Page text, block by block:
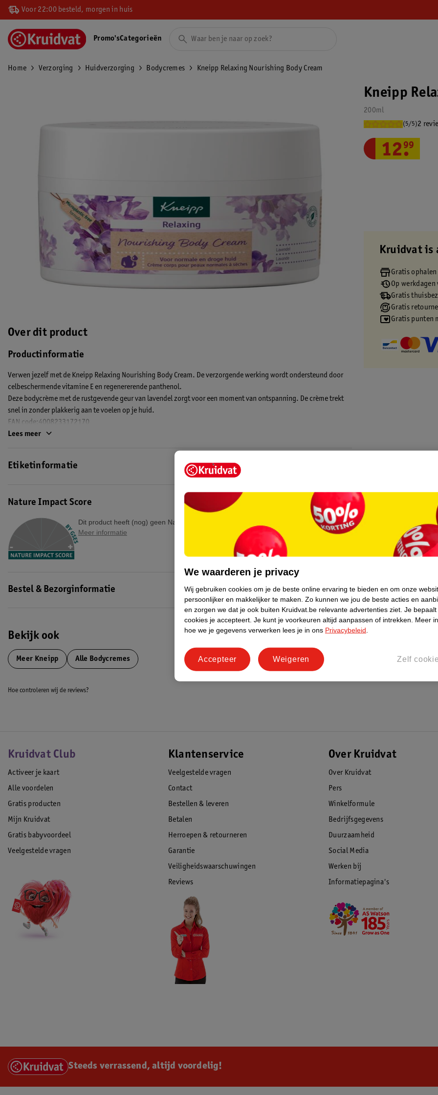
Voor 22:00 besteld, morgen in huis
Promo'sCategorieën
Home Verzorging Huidverzorging Bodycremes Kneipp Relaxing Nourishing Body Cream
Over dit product
Productinformatie
Verwen jezelf met de Kneipp Relaxing Nourishing Body Cream. De verzorgende werking wordt ondersteund door
celbeschermende vitamine E en regenererende panthenol.
Deze bodycrème met de rustgevende geur van lavendel zorgt voor een moment van ontspanning. De crème trekt
snel in zonder plakkerig aan te voelen op je huid.
EAN code:4008233172170
Lees meer
Etiketinformatie
Nature Impact Score
Dit product heeft (nog) geen Nature Impact Score.
Meer informatie
Bestel & Bezorginformatie
Bekijk ook
Meer Kneipp Alle Bodycremes
Kneipp
200ml
(5/5)2
12.
99
Kruidvat is
Gratis
Op
Gratis
Gratis
Gratis punten
Hoe controleren wij de reviews?
Kruidvat Club
Activeer je kaart
Alle voordelen
Gratis producten
Mijn Kruidvat
Gratis babyvoordeel
Veelgestelde vragen
Klantenservice
Veelgestelde vragen
Contact
Bestellen & leveren
Betalen
Herroepen & retourneren
Garantie
Veiligheidswaarschuwingen
Reviews
Over Kruidvat
Over Kruidvat
Pers
Winkelformule
Bedrijfsgegevens
Duurzaamheid
Social Media
Werken bij
Informatiepagina's
Steeds verrassend, altijd voordelig!
We waarderen je privacy
Wij gebruiken cookies om je de beste online ervaring te bieden en om onze
persoonlijker en makkelijker te maken. Zo kunnen we jou de beste acties en
en zorgen we dat je ook buiten Kruidvat.be relevante advertenties ziet. Je
cookies je accepteert. Je kunt je voorkeuren altijd aanpassen of intrekken.
Meer
hoe we je gegevens verwerken lees je in ons Privacybeleid
Zelf
Weigeren
Accepteer